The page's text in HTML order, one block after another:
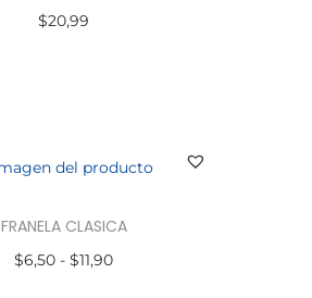
$20,99
FRANELA CLASICA
$6,50 - $11,90